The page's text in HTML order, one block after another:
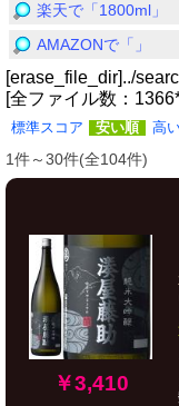
楽天で「1800ml」
AMAZONで「」
[erase_file_dir]../
[全ファイル数：
標準スコア 安い順 高
1件～30件(全104件)
￥3,410